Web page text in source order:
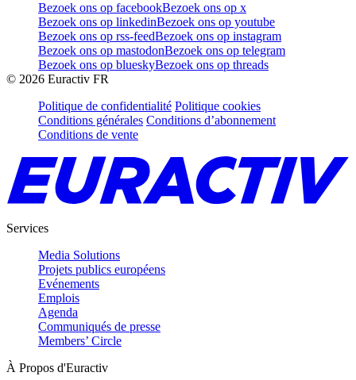
Bezoek ons op facebookBezoek ons op x
Bezoek ons op linkedinBezoek ons op youtube
Bezoek ons op rss-feedBezoek ons op instagram
Bezoek ons op mastodonBezoek ons op telegram
Bezoek ons op blueskyBezoek ons op threads
© 2026 Euractiv FR
Politique de confidentialité Politique cookies
Conditions générales Conditions d’abonnement
Conditions de vente
Services
Media Solutions
Projets publics européens
Evénements
Emplois
Agenda
Communiqués de presse
Members’ Circle
À Propos d'Euractiv